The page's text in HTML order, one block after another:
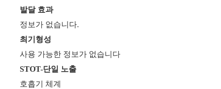
발달 효과
정보가 없습니다.
최기형성
사용 가능한 정보가 없습니다
STOT-단일 노출
호흡기 체계